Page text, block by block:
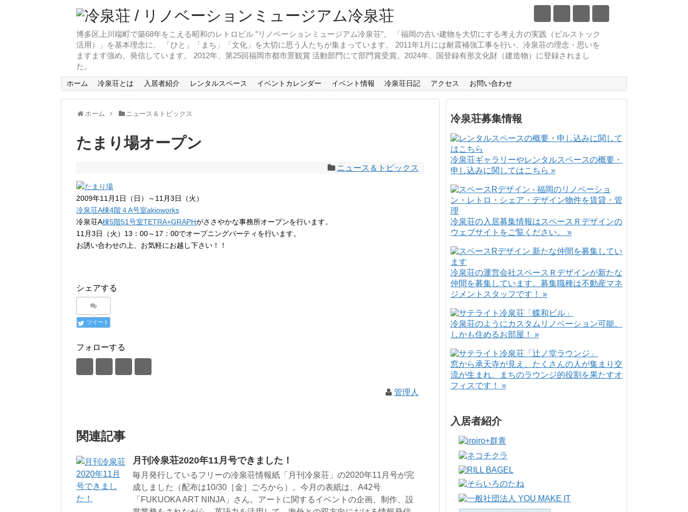
博多区上川端町で築68年をこえる昭和のレトロビル ”リノベーションミュージアム冷泉荘”。 「福岡の古い建物を大切にする考え方の実践（ビルストック
活用）」を基本理念に、 「ひと」「まち」「文化」を大切に思う人たちが集まっています。 2011年1月には耐震補強工事を行い、冷泉荘の理念・思いを
ますます強め、発信しています。 2012年、第25回福岡市都市景観賞 活動部門にて部門賞受賞。2024年、国登録有形文化財（建造物）に登録されまし
た。
ホーム 冷泉荘とは 入居者紹介 レンタルスペース イベントカレンダー イベント情報 冷泉荘日記 アクセス お問い合わせ
ホーム ニュース＆トピックス
たまり場オープン
ニュース＆トピックス
2009年11月1日（日）～11月3日（火）
冷泉荘A棟4階４A号室akioworks
冷泉荘A棟5階51号室TETRA+GRAPHがささやかな事務所オープンを行います。
11月3日（火）13：00～17：00でオープニングパーティを行います。
お誘い合わせの上、お気軽にお越し下さい！！
シェアする
ツイート
フォローする
管理人
関連記事
月刊冷泉荘2020年11月号できました！
毎月発行しているフリーの冷泉荘情報紙「月刊冷泉荘」の2020年11月号が完
成しました（配布は10/30［金］ごろから）。今月の表紙は、A42号
「FUKUOKA ART NINJA」さん。アートに関するイベントの企画、制作、設
冷泉荘募集情報
冷泉荘ギャラリーやレンタルスペースの概要・
申し込みに関してはこちら »
冷泉荘の入居募集情報はスペースＲデザインの
ウェブサイトをご覧ください。 »
冷泉荘の運営会社スペースＲデザインが新たな
仲間を募集しています。募集職種は不動産マネ
ジメントスタッフです！ »
冷泉荘のようにカスタムリノベーション可能、
しかも住めるお部屋！ »
窓から承天寺が見え、たくさんの人が集まり交
流が生まれ、まちのラウンジ的役割を果たすオ
フィスです！ »
入居者紹介